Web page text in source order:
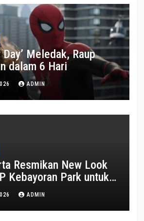
Meledak, Raup
dalam 6 Hari
ADMIN
Resmikan New Look
Kebayoran Park untuk
Layanan
ADMIN